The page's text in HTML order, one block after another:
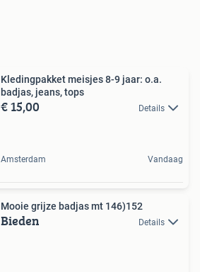
Kledingpakket meisjes 8-9 jaar: o.a.
badjas, jeans, tops
€ 15,00 Details
Amsterdam Vandaag
Mooie grijze badjas mt 146)152
Bieden Details